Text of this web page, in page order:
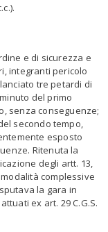
e di sicurezza e
integranti pericolo
tre petardi di
del primo
senza conseguenze;
secondo tempo,
esposto
Ritenuta la
degli artt. 13,
modalità complessive
la gara in
ex art. 29 C.G.S.